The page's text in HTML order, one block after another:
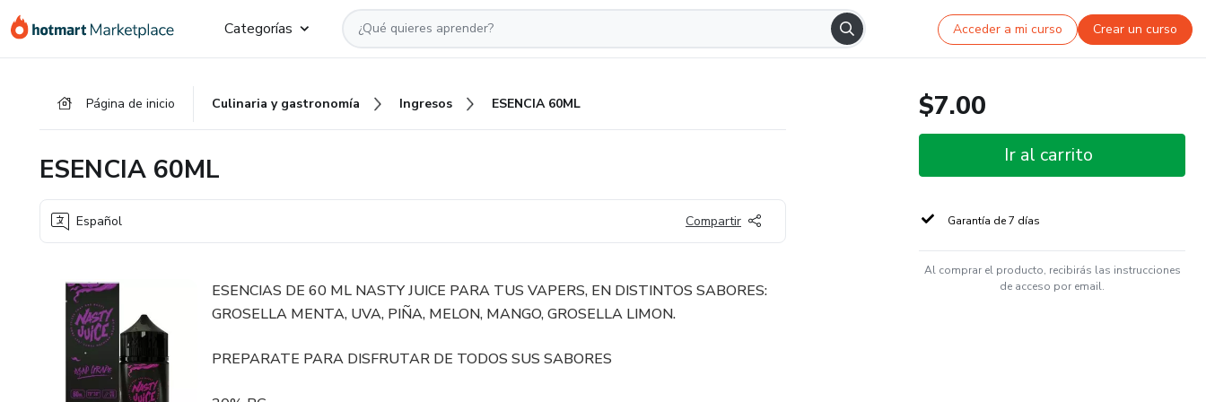
Categorías Acceder a mi curso Crear un curso
Página de inicio Culinaria y gastronomía Ingresos ESENCIA 60ML
ESENCIA 60ML
Español Compartir
ESENCIAS DE 60 ML NASTY JUICE PARA TUS VAPERS, EN DISTINTOS SABORES:
GROSELLA MENTA, UVA, PIÑA, MELON, MANGO, GROSELLA LIMON.
PREPARATE PARA DISFRUTAR DE TODOS SUS SABORES
$7.00
Ir al carrito
Garantía de 7 días
Al comprar el producto, recibirás las instrucciones
de acceso por email.